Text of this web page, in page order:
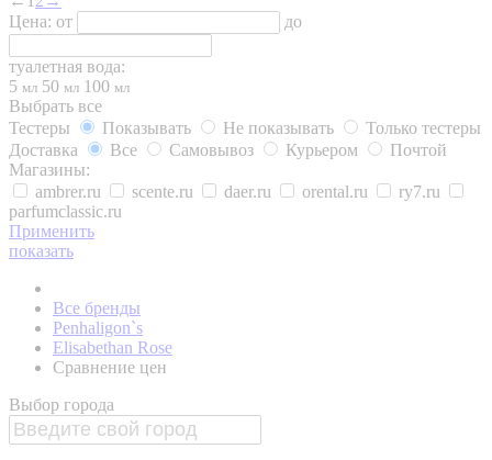
Цена: от до
туалетная вода:
5 мл 50 мл 100 мл
Выбрать все
Тестеры
Показывать Не показывать
Только тестеры
Доставка
Все Самовывоз Курьером
Почтой
Магазины:
ambrer.ru
scente.ru daer.ru orental.ru
ry7.ru
parfumclassic.ru
Применить
показать
Все бренды
Penhaligon`s
Elisabethan Rose
Сравнение цен
Выбор города